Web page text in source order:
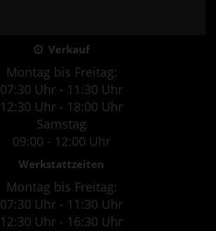
Verkauf
Montag bis Freitag:
07:30 Uhr - 11:30 Uhr
12:30 Uhr - 18:00 Uhr
Samstag
09:00 - 12:00 Uhr
Werkstattzeiten
Montag bis Freitag:
07:30 Uhr - 11:30 Uhr
12:30 Uhr - 16:30 Uhr